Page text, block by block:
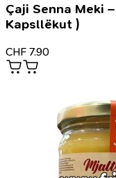
Çaji Senna Meki
Kapsllëkut )
CHF 7.90